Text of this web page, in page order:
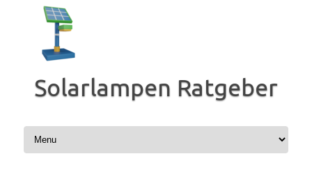
springen
Solarlampen Ratgeber